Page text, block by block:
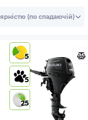
5
5
25